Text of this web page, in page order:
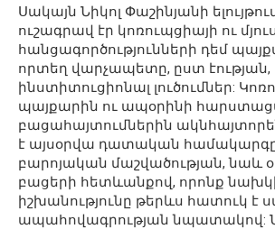
Սակայն Նիկոլ Փաշինյանի
ուշագրավ էր կոռուպցիայի ու
հանցագործությունների դեմ
որտեղ վարչապետը, ըստ
ինստիտուցիոնալ լուծումներ:
պայքարին ու ապօրինի
բացահայտումներին
է այսօրվա դատական
բարոյական մաշվածության, նաև
բացերի հետևանքով, որոնք
իշխանությունը թերևս հատուկ է
ապահովագրության նպատակով: